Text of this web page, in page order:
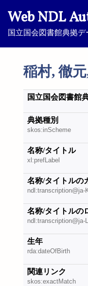
Web NDL
国立国会図書館典拠
稲村, 徹
国立国会図書館
典拠種別
skos:inScheme
名称/タイトル
xl:prefLabel
名称/タイトルの
ndl:transcription@ja-
名称/タイトルの
ndl:transcription@ja-
生年
rda:dateOfBirth
関連リンク
skos:exactMatch